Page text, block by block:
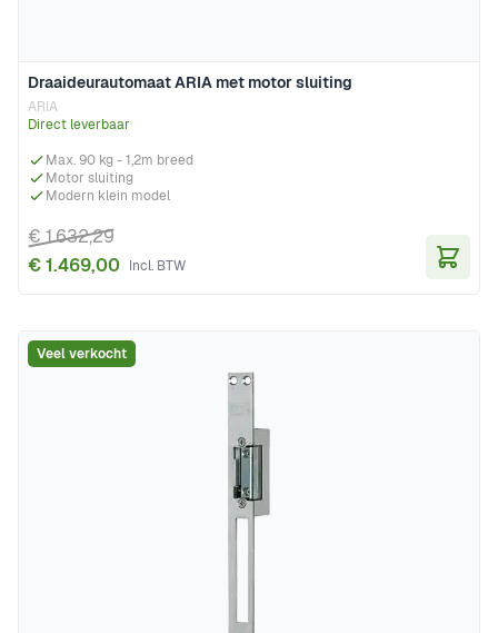
Draaideurautomaat ARIA met motor sluiting
ARIA
Direct leverbaar
Max. 90 kg - 1,2m breed
Motor sluiting
Modern klein model
€ 1.469,00
€ 1.632,29
Veel verkocht